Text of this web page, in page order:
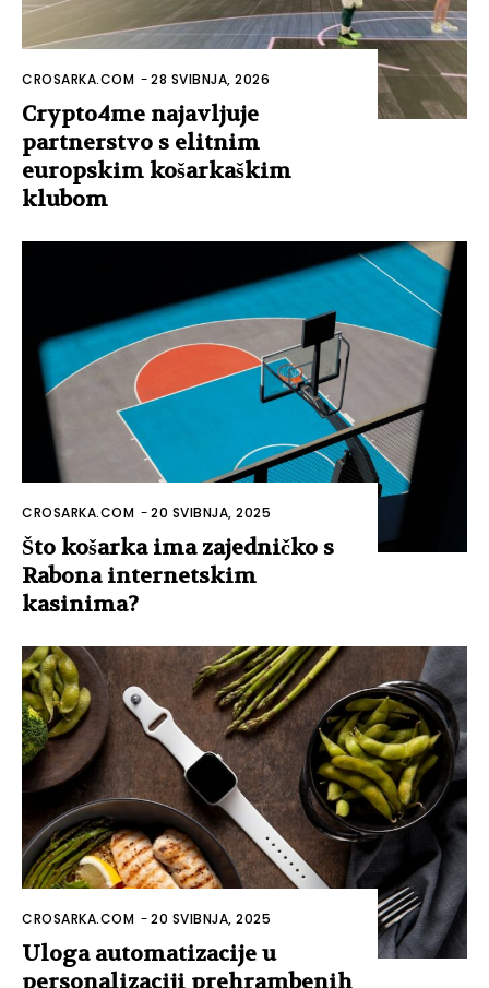
CROSARKA.COM -28 SVIBNJA, 2026
Crypto4me najavljuje
partnerstvo s elitnim
europskim košarkaškim
klubom
CROSARKA.COM -20 SVIBNJA, 2025
Što košarka ima zajedničko s
Rabona internetskim
kasinima?
CROSARKA.COM -20 SVIBNJA, 2025
Uloga automatizacije u
personalizaciji prehrambenih